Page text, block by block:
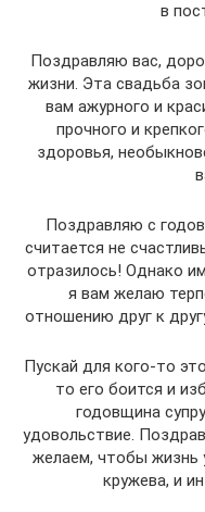
в
Поздравляю вас,
жизни. Эта свадьба
вам ажурного и
прочного и
здоровья,
Поздравляю с
считается не
отразилось! Однако
я вам желаю
отношению друг к
Пускай для кого-то
то его боится и
годовщина
удовольствие.
желаем, чтобы жизнь
кружева, и